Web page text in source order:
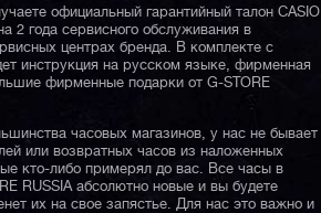
официальный гарантийный талон CASIO
2 года сервисного обслуживания в
центрах бренда. В комплекте с
инструкция на русском языке, фирменная
фирменные подарки от G-STORE
часовых магазинов, у нас не бывает
или возвратных часов из наложенных
кто-либо примерял до вас. Все часы в
RUSSIA абсолютно новые и вы будете
их на свое запястье. Для нас это важно и